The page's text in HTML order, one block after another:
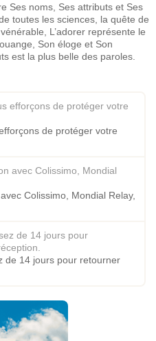
Ses noms, Ses attributs et Ses
toutes les sciences, la quête de
L’adorer représente le
Son éloge et Son
est la plus belle des paroles.
de protéger votre
Colissimo, Mondial Relay,
de 14 jours pour retourner